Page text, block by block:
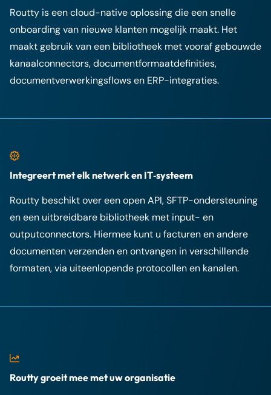
Routty is een cloud-native oplossing die een snelle
onboarding van nieuwe klanten mogelijk maakt. Het
maakt gebruik van een bibliotheek met vooraf gebouwde
kanaalconnectors, documentformaatdefinities,
documentverwerkingsflows en ERP-integraties.
Integreert met elk netwerk en IT‑systeem
Routty beschikt over een open API, SFTP-ondersteuning
en een uitbreidbare bibliotheek met input- en
outputconnectors. Hiermee kunt u facturen en andere
documenten verzenden en ontvangen in verschillende
formaten, via uiteenlopende protocollen en kanalen.
Routty groeit mee met uw organisatie